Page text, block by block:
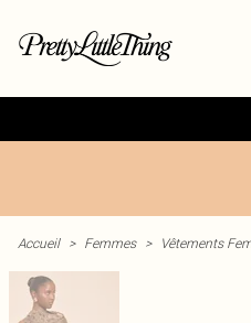
Accueil > Femmes > Vêtements